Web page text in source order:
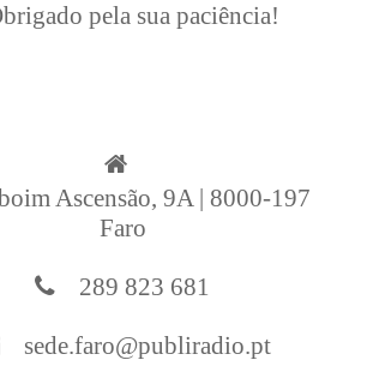
pela sua paciência!
Ascensão, 9A | 8000-197
Faro
289 823 681
sede.faro@publiradio.pt